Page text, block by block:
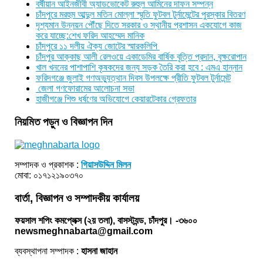
বর্ষীয়ান আইনজীবী অ্যাডভোকেট রুহুল আমিনের দাফন সম্পন্ন
চাঁদপুরে মরহুম আব্দুল মতিন মোল্লা স্মৃতি ফুটবল টুর্নামেন্টের পুরস্কার বিতরণ
দৃশ্যমান উন্নয়ন পৌঁছে দিতে সরকার ও স্থানীয় প্রশাসন একযোগে কাজ
করে যাচ্ছে:শেখ ফরিদ আহম্মেদ মানিক
চাঁদপুরে ১১ দলীয় ঐক্য জোটের স্মারকলিপি
চাঁদপুর আক্কাছ আলী রেলওয়ে একাডেমির বার্ষিক বৃত্তি প্রদান, বৃক্ষরোপান
খাল খননের পাশাপাশি কৃষকদের জন্য সড়ক তৈরি করা হবে : এমএ হান্নান
ফরিদগঞ্জে জুলাই গণঅভ্যুত্থান দিবস উপলক্ষে প্রীতি ফুটবল টুর্নামেন্ট
জেলা গণফোরামের আলোচনা সভা
হাজীগঞ্জে শিশু ধর্ষণের অভিযোগে কেয়ারটেকার গ্রেফতার
নিয়মিত পড়ুন ও বিজ্ঞাপন দিন
সম্পাদক ও প্রকাশক :গিয়াসউদ্দিন মিলন
মোবা: ০১৭১২১৯০৩৭০
বার্তা, বিজ্ঞাপন ও সম্পাদকীয় কার্যালয়
ফয়সাল শপিং কমপ্লেক্স (২য় তলা), বাসস্ট্যন্ড, চাঁদপুর। -৩৬০০
newsmeghnabarta@gmail.com
ব্যবস্থাপনা সম্পাদক :হাসনা জাহান